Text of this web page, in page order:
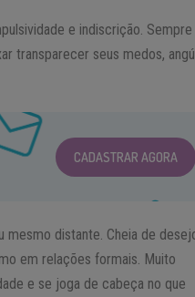
e indiscrição. Sempre
transparecer seus medos,
CADASTRAR AGORA
mesmo distante. Cheia de
em relações formais. Muito
e se joga de cabeça no que